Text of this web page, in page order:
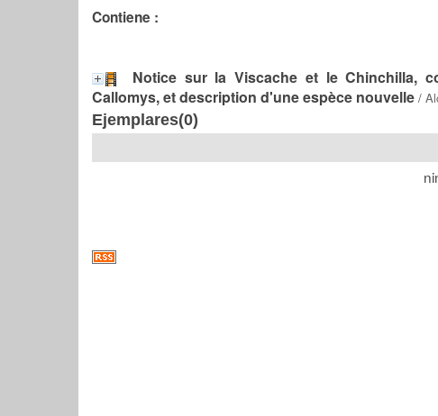
Contiene :
Notice sur la Viscache et le Chinchilla,
Callomys, et description d'une espèce nouvelle /
Ejemplares(0)